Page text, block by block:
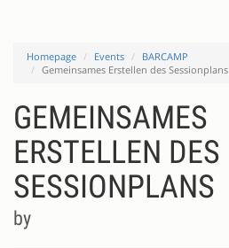
Homepage Events
BARCAMP
Gemeinsames Erstellen des Sessionplans
GEMEINSAMES
ERSTELLEN DES
SESSIONPLANS
by